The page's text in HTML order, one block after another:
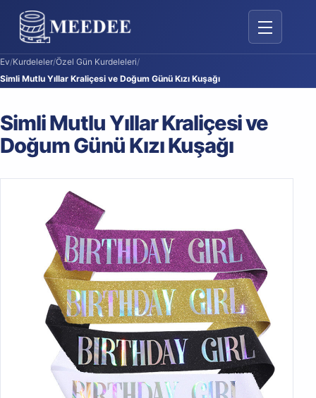
Gezinmeyi
Ev/Kurdeleler/Özel Gün Kurdeleleri/
Simli Mutlu Yıllar Kraliçesi ve Doğum Günü Kızı Kuşağı
Simli Mutlu Yıllar Kraliçesi ve
Doğum Günü Kızı Kuşağı